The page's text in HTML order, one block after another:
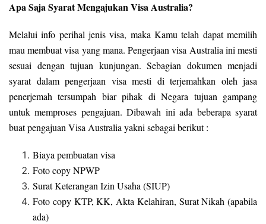
Apa Saja Syarat Mengajukan Visa Australia?
Melalui info perihal jenis visa, maka Kamu telah dapat memilih
mau membuat visa yang mana. Pengerjaan visa Australia ini mesti
sesuai dengan tujuan kunjungan. Sebagian dokumen menjadi
syarat dalam pengerjaan visa mesti di terjemahkan oleh jasa
penerjemah tersumpah biar pihak di Negara tujuan gampang
untuk memproses pengajuan. Dibawah ini ada beberapa syarat
buat pengajuan Visa Australia yakni sebagai berikut :
Biaya pembuatan visa
Foto copy NPWP
Surat Keterangan Izin Usaha (SIUP)
Foto copy KTP, KK, Akta Kelahiran, Surat Nikah (apabila
ada)